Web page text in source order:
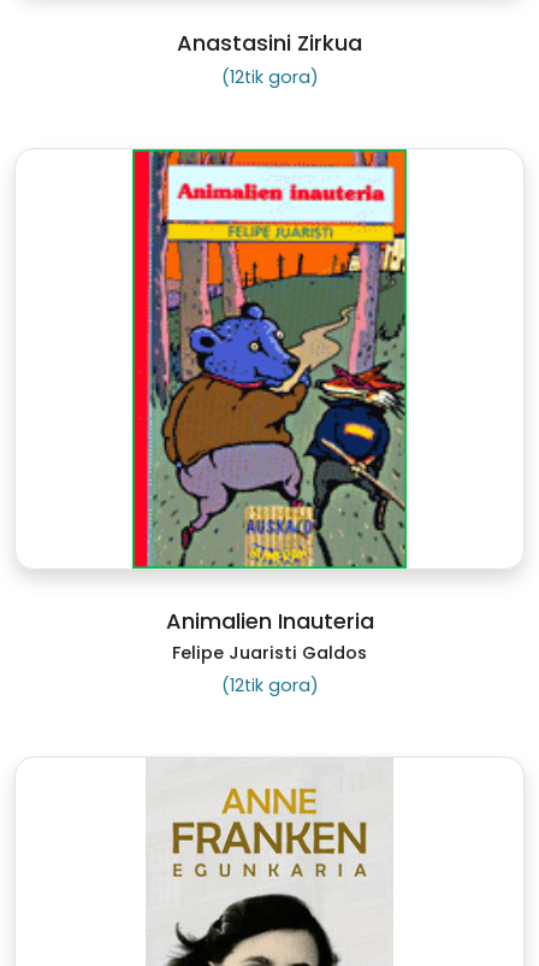
Anastasini Zirkua
(12tik gora)
Animalien Inauteria
Felipe Juaristi Galdos
(12tik gora)